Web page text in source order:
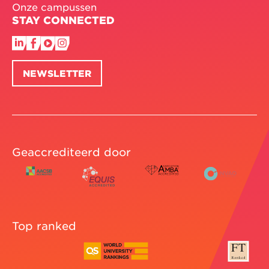
Onze campussen
STAY CONNECTED
NEWSLETTER
Geaccrediteerd door
Top ranked